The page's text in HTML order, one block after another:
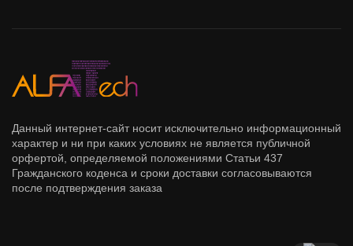
Данный интернет-сайт носит исключительно информационный
характер и ни при каких условиях не является публичной
орфертой, определяемой положениями Статьи 437
Гражданского коденса и сроки доставки согласовываются
после подтверждения заказа